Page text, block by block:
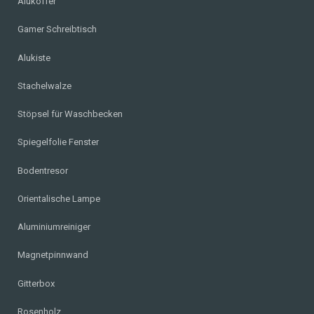
Gamer Schreibtisch
Alukiste
Stachelwalze
Stöpsel für Waschbecken
Spiegelfolie Fenster
Bodentresor
Orientalische Lampe
Aluminiumreiniger
Magnetpinnwand
Gitterbox
Rosenholz